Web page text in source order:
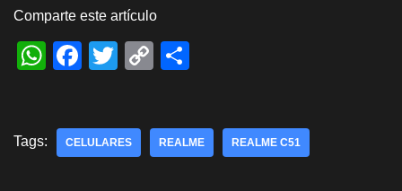
Comparte este artículo
W
s
F
e
T
er
C
y
e
Tags: CELULARES REALME REALME C51